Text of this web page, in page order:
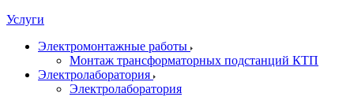
Услуги
Электромонтажные работы
Монтаж трансформаторных подстанций КТП
Электролаборатория
Электролаборатория